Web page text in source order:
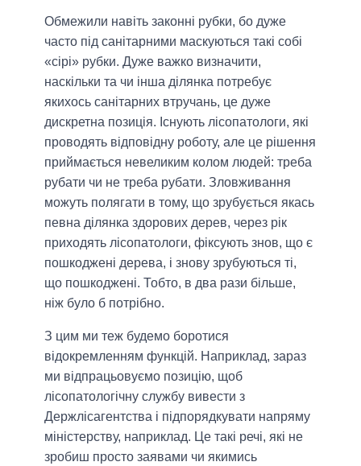
Обмежили навіть законні рубки, бо дуже
часто під санітарними маскуються такі собі
«сірі» рубки. Дуже важко визначити,
наскільки та чи інша ділянка потребує
якихось санітарних втручань, це дуже
дискретна позиція. Існують лісопатологи, які
проводять відповідну роботу, але це рішення
приймається невеликим колом людей: треба
рубати чи не треба рубати. Зловживання
можуть полягати в тому, що зрубується якась
певна ділянка здорових дерев, через рік
приходять лісопатологи, фіксують знов, що є
пошкоджені дерева, і знову зрубуються ті,
що пошкоджені. Тобто, в два рази більше,
ніж було б потрібно.
З цим ми теж будемо боротися
відокремленням функцій. Наприклад, зараз
ми відпрацьовуємо позицію, щоб
лісопатологічну службу вивести з
Держлісагентства і підпорядкувати напряму
міністерству, наприклад. Це такі речі, які не
зробиш просто заявами чи якимись